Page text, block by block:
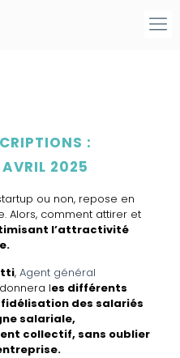
:
AVRIL 2025
ou non, repose en
Alors, comment attirer et
l’attractivité
, Agent général
les différents
des salariés
salariale,
collectif, sans oublier